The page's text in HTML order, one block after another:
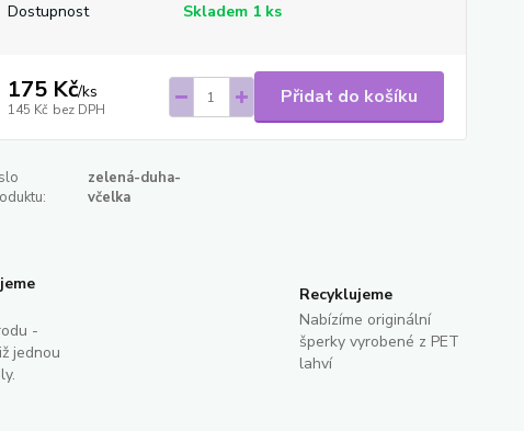
Dostupnost Skladem 1 ks
175 Kč/ks
145 Kč bez DPH
Přidat do košíku
zelená-duha-
včelka
-
jednou
Recyklujeme
Nabízíme originální
šperky vyrobené z PET
lahví